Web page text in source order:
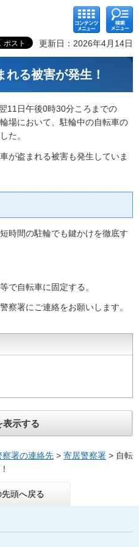
コンテ
ンツメ
ニュー
検索メ
ニュー
更新日：2026年4月14日
れる被害が発生！
11日午後0時30分ころまでの
場において、駐輪中の自転車の
た。
が盗まれる被害も発生していま
時間の駐輪でも鍵かけを徹底す
で自転車に固定する。
察署にご連絡をお願いします。
表示する
察署の連絡先 > 寄居警察署 > 自転
頭へ戻る